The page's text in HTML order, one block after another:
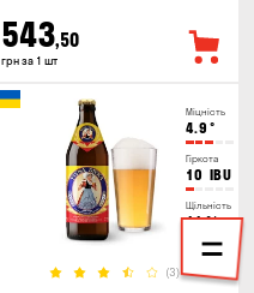
543,50
грн за 1 шт
Міцність
4.9 °
Гіркота
10 IBU
Щільність
11%
(3)